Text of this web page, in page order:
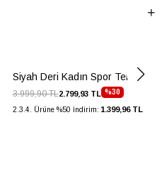
Siyah Deri Kadın Spor Terlik
%30
2.799,93 TL
3.999,90 TL
2.3.4. Ürüne %50 İndirim: 1.399,96 TL